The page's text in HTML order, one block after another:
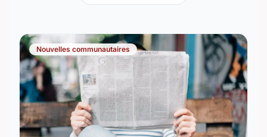
Nouvelles communautaires